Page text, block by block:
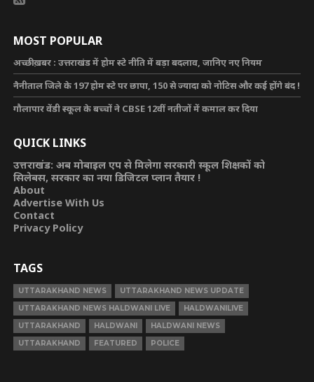
MOST POPULAR
अच्छी ख़बर : उत्तराखंड में होम स्टे नीति में बड़ा बदलाव, जानिए नए नियम
नैनीताल जिले के 197 होम स्टे पर छापा, 150 से ज्यादा को नोटिस और कई होंगे बंद !
गौलापार वेंडी स्कूल के बच्चों ने CBSE 12वीं नतीजों में कमाल कर दिया
QUICK LINKS
उत्तराखंड: अब मोबाइल एप से मिलेगा सरकारी स्कूल शिक्षकों को
सिलेबस, सरकार का नया डिजिटल प्लान तैयार !
About
Advertise With Us
Contact
Privacy Policy
TAGS
UTTARAKHAND NEWS
UTTARAKHAND NEWS UPDATE
UTTARAKHAND NEWS HALDWANI LIVE
HALDWANILIVE
UTTARAKHAND
HALDWANI
HALDWANI NEWS
UTTARAKHAND
FEATURED POLICE